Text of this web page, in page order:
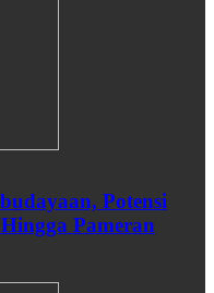
Potensi
Pameran